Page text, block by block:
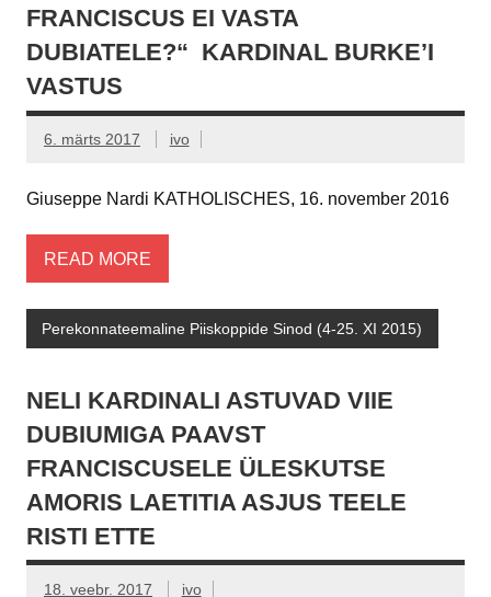
FRANCISCUS EI VASTA
DUBIATELE?“ KARDINAL BURKEʼI
VASTUS
6. märts 2017 ivo
Giuseppe Nardi KATHOLISCHES, 16. november 2016
READ MORE
Perekonnateemaline Piiskoppide Sinod (4-25. XI 2015)
NELI KARDINALI ASTUVAD VIIE
DUBIUMIGA PAAVST
FRANCISCUSELE ÜLESKUTSE
AMORIS LAETITIA ASJUS TEELE
RISTI ETTE
18. veebr. 2017 ivo